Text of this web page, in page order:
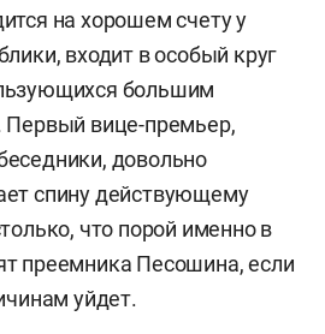
касается и министра
Рустема Загидуллина. В
по-своему деятелен, но
ведомству,
по общему
под сомнение, как,
Там ставка члена кабмина
министра нет.
на хорошем счету у
входит в особый круг
большим
Первый вице-премьер,
довольно
спину действующему
что порой именно в
преемника Песошина, если
уйдет.